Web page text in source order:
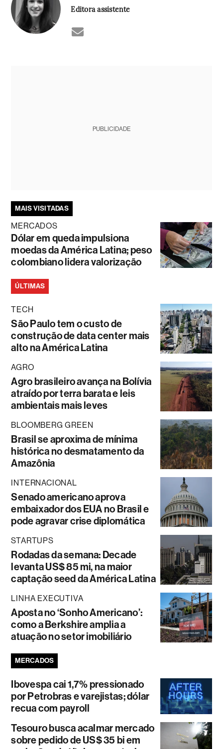
Editora assistente
PUBLICIDADE
MAIS VISITADAS
MERCADOS
Dólar em queda impulsiona
moedas da América Latina; peso
colombiano lidera valorização
ÚLTIMAS
TECH
São Paulo tem o custo de
construção de data center mais
alto na América Latina
AGRO
Agro brasileiro avança na Bolívia
atraído por terra barata e leis
ambientais mais leves
BLOOMBERG GREEN
Brasil se aproxima de mínima
histórica no desmatamento da
Amazônia
INTERNACIONAL
Senado americano aprova
embaixador dos EUA no Brasil e
pode agravar crise diplomática
STARTUPS
Rodadas da semana: Decade
levanta US$ 85 mi, na maior
captação seed da América Latina
LINHA EXECUTIVA
Aposta no ‘Sonho Americano’:
como a Berkshire amplia a
atuação no setor imobiliário
MERCADOS
Ibovespa cai 1,7% pressionado
por Petrobras e varejistas; dólar
recua com payroll
Tesouro busca acalmar mercado
sobre pedido de US$ 35 bi em